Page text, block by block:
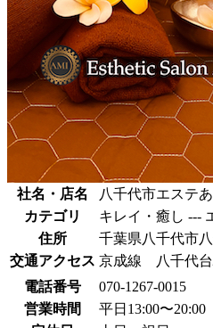
社名・店名
八千代市エステ
カテゴリ
キレイ・癒し ---
住所
千葉県八千代市
交通アクセス 京成線 八千代
電話番号
070-1267-0015
営業時間
平日13:00〜20:00